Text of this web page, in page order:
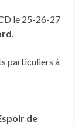
le 25-26-27
particuliers à
de